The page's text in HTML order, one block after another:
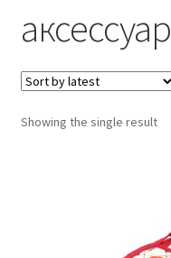
Услуги
Материалы
Контакты
аксессуар
Showing the single result